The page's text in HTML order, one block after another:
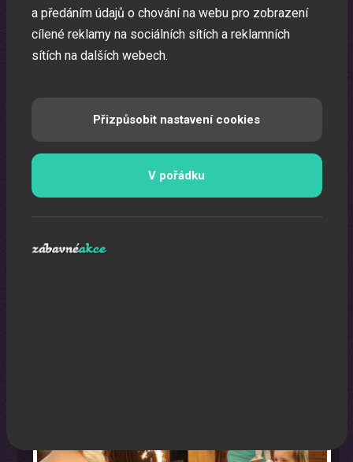
a předáním údajů o chování na webu pro zobrazení
cílené reklamy na sociálních sítích a reklamních
sítích na dalších webech.
Přizpůsobit nastavení cookies
V pořádku